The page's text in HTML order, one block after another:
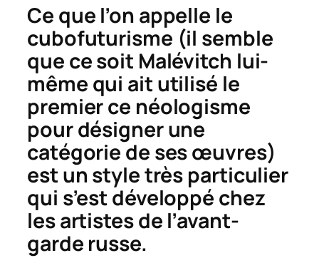
Ce que l’on appelle le
cubofuturisme (il semble
que ce soit Malévitch lui-
même qui ait utilisé le
premier ce néologisme
pour désigner une
catégorie de ses œuvres)
est un style très particulier
qui s’est développé chez
les artistes de l’avant-
garde russe.